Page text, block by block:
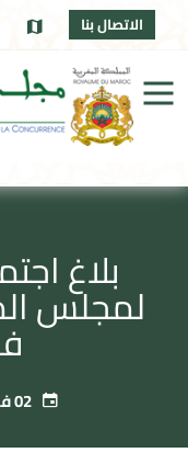
الاتصال بنا
بلاغ
02 فبراير 2026